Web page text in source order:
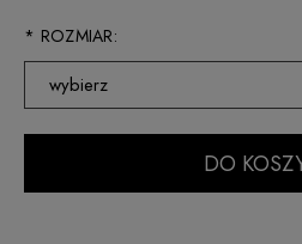
* ROZMIAR:
wybierz
XS
DO